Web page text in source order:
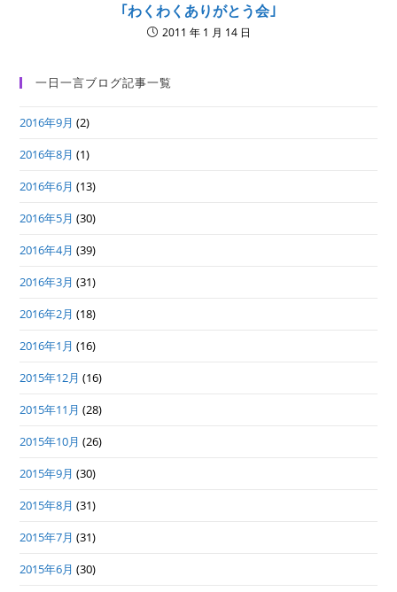
｢わくわくありがとう会｣
2011 年 1 月 14 日
一日一言ブログ記事一覧
2016年9月 (2)
2016年8月 (1)
2016年6月 (13)
2016年5月 (30)
2016年4月 (39)
2016年3月 (31)
2016年2月 (18)
2016年1月 (16)
2015年12月 (16)
2015年11月 (28)
2015年10月 (26)
2015年9月 (30)
2015年8月 (31)
2015年7月 (31)
2015年6月 (30)